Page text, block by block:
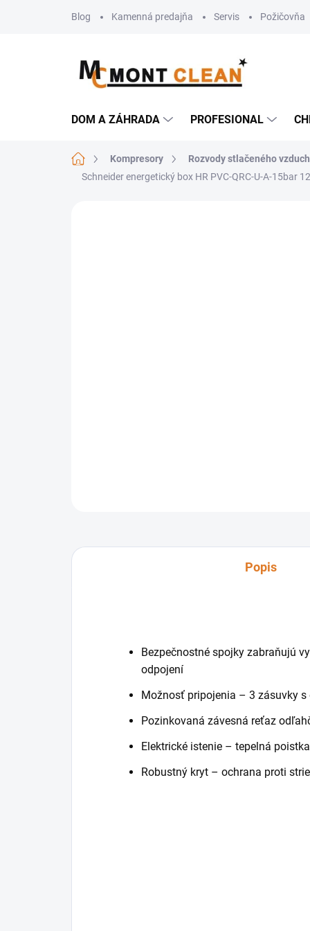
Blog Kamenná predajňa Servis Požičovňa
DOM A ZÁHRADA PROFESIONAL
DomovKompresory
Rozvody stlačeného
Schneider energetický box HR PVC-QRC-U-A-15bar
Popis
Bezpečnostné spojky zabraňujú
odpojení
Možnosť pripojenia – 3 zásuvky
Pozinkovaná závesná reťaz
Elektrické istenie – tepelná
Robustný kryt – ochrana proti